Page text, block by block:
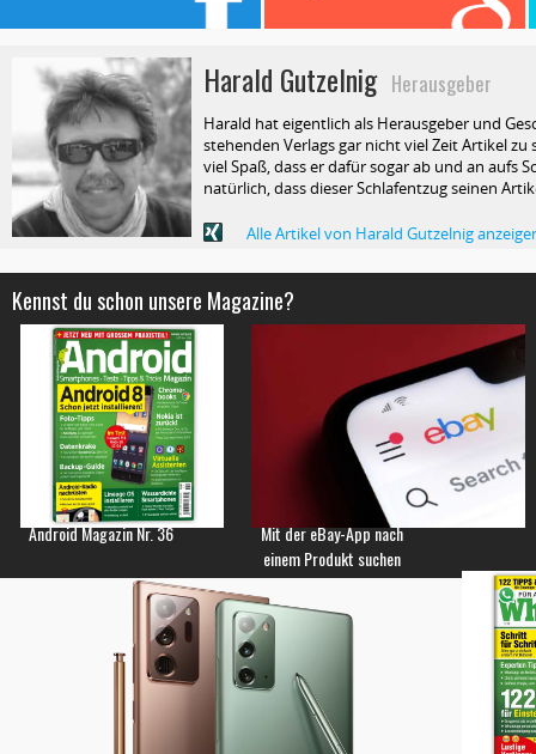
Harald GutzelnigHerausgeber
Harald hat eigentlich als Herausgeber und
stehenden Verlags gar nicht viel Zeit Artikel
viel Spaß, dass er dafür sogar ab und an aufs
natürlich, dass dieser Schlafentzug seinen
Alle Artikel von Harald Gutzelnig
Kennst du schon unsere Magazine?
Android Magazin Nr. 36
Mit der eBay-App nach
einem Produkt suchen